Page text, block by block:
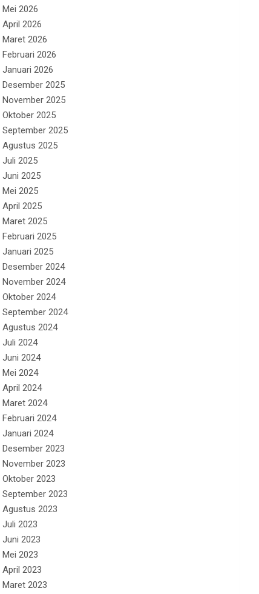
Mei 2026
April 2026
Maret 2026
Februari 2026
Januari 2026
Desember 2025
November 2025
Oktober 2025
September 2025
Agustus 2025
Juli 2025
Juni 2025
Mei 2025
April 2025
Maret 2025
Februari 2025
Januari 2025
Desember 2024
November 2024
Oktober 2024
September 2024
Agustus 2024
Juli 2024
Juni 2024
Mei 2024
April 2024
Maret 2024
Februari 2024
Januari 2024
Desember 2023
November 2023
Oktober 2023
September 2023
Agustus 2023
Juli 2023
Juni 2023
Mei 2023
April 2023
Maret 2023